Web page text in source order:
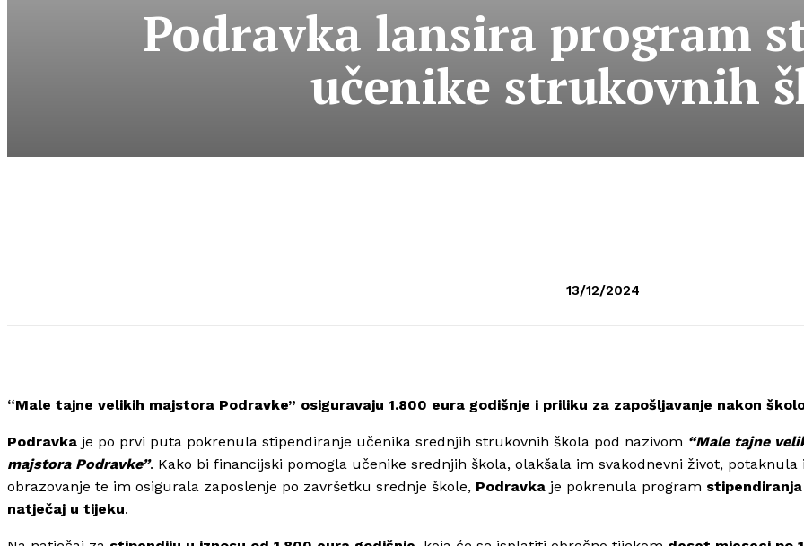
Podravka lansira program
učenike strukovnih
13/12/2024
“Male tajne velikih majstora Podravke” osiguravaju 1.800 eura godišnje i priliku za zapošljavanje nakon
Podravka je po prvi puta pokrenula stipendiranje učenika srednjih strukovnih škola pod nazivom “Male tajne
majstora Podravke”. Kako bi financijski pomogla učenike srednjih škola, olakšala im svakodnevni život, potaknula
obrazovanje te im osigurala zaposlenje po završetku srednje škole, Podravka je pokrenula program
natječaj u tijeku.